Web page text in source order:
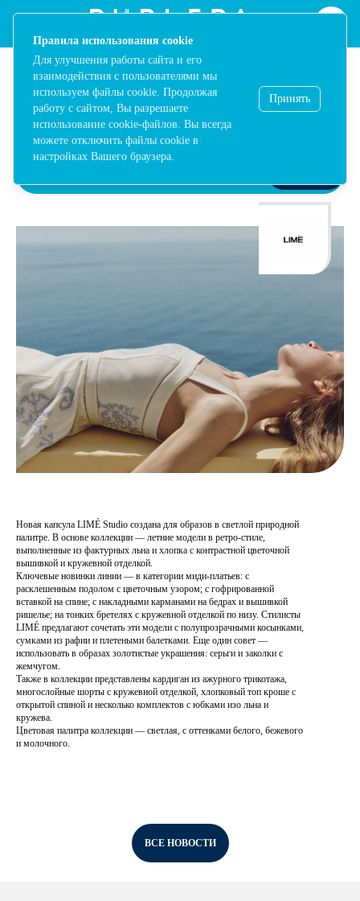
ТРЦ Ривьера в Москве - Одежда, обувь, сумки, косметика,
НОВАЯ КОЛЛЕКЦИЯ
Новая капсула LIMÉ Studio создана для образов в светлой природной
палитре. В основе коллекции — летние модели в ретро-стиле,
выполненные из фактурных льна и хлопка с контрастной цветочной
вышивкой и кружевной отделкой.
Ключевые новинки линии — в категории миди-платьев: с
расклешенным подолом с цветочным узором; с гофрированной
вставкой на спине; с накладными карманами на бедрах и вышивкой
ришелье; на тонких бретелях с кружевной отделкой по низу. Стилисты
LIMÉ предлагают сочетать эти модели с полупрозрачными косынками,
сумками из рафии и плетеными балетками. Еще один совет —
использовать в образах золотистые украшения: серьги и заколки с
жемчугом.
Также в коллекции представлены кардиган из ажурного трикотажа,
многослойные шорты с кружевной отделкой, хлопковый топ кроше с
открытой спиной и несколько комплектов с юбками изо льна и
кружева.
Цветовая палитра коллекции — светлая, с оттенками белого, бежевого
и молочного.
ВСЕ НОВОСТИ
[ "Правила использования cookie", "Для улучшения
Правила использования cookie
Для улучшения работы сайта и его
взаимодействия с пользователями мы
используем файлы cookie. Продолжая
работу с сайтом, Вы разрешаете
использование cookie-файлов. Вы всегда
можете отключить файлы cookie в
настройках Вашего браузера.
Принять